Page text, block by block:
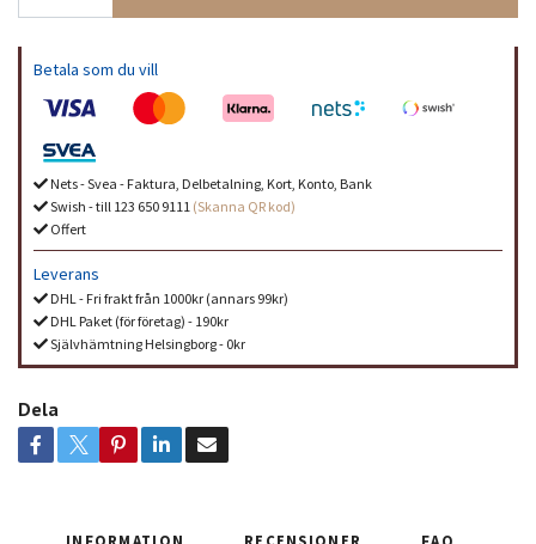
Betala som du vill
Nets - Svea - Faktura, Delbetalning, Kort, Konto, Bank
Swish - till 123 650 9111 (Skanna QR kod)
Offert
Leverans
DHL - Fri frakt från 1000kr (annars 99kr)
DHL Paket (för företag) - 190kr
Självhämtning Helsingborg - 0kr
Dela